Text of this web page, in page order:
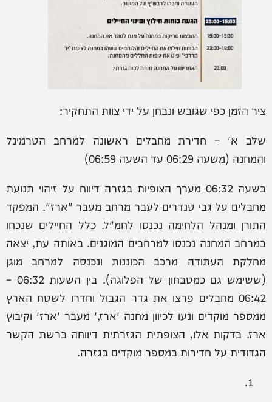
ציר הזמן כפי שגובש ונבחן על ידי צוות התחקיר:
שלב א' – חדירת מחבלים ראשונה למרחב הטרמינל
והמחנה (משעה 06:29 עד השעה 06:59)
בשעה 06:32 מערך הצופיות בגזרה דיווח על זיהוי תנועת
מחבלים על גבי טנדרים לעבר מרחב מעבר "ארז". המפקד
התורן ומנהל הלחימה נכנסו לחמ"ל. כלל החיילים שנכחו
במרחב המחנה נכנסו למרחבים המוגנים. באותה עת, יצאה
מחלקת העתודה מרכב הכוננות ונכנסה למרחב מוגן
(ששימש גם כמטבחון של הפלוגה). בין השעות 06:32 –
06:42 מחבלים פרצו את גדר הגבול וחדרו לשטח הארץ
ממספר מוקדים ונעו לכיוון מחנה 'ארז,' מעבר 'ארז' וקיבוץ
ארז. בדקות אלו, הצופתית הגזרתית דיווחה ברשת הקשר
הגדודית על חדירות במספר מוקדים בגזרה.